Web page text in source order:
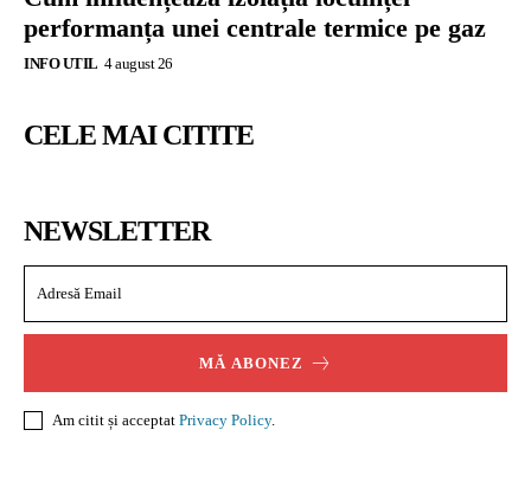
performanța unei centrale termice pe gaz
INFO UTIL 4 august 26
CELE MAI CITITE
NEWSLETTER
MĂ ABONEZ
Am citit și acceptat Privacy Policy.